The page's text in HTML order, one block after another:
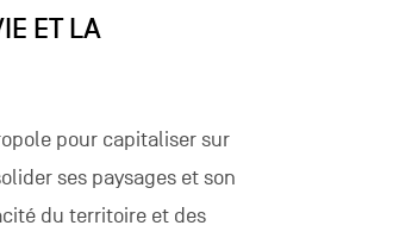
ET LA
pour capitaliser sur
ses paysages et son
du territoire et des